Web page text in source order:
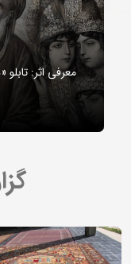
معرفی اثر: